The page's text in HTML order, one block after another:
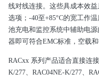
线对线连接。这些具成本效
选项；-40至+85°C的宽工作
池充电和监控系统中辅助电
器即可符合EMC标准，空载和
RACxx 系列产品适合直接连
K/277、RAC04NE-K/277、